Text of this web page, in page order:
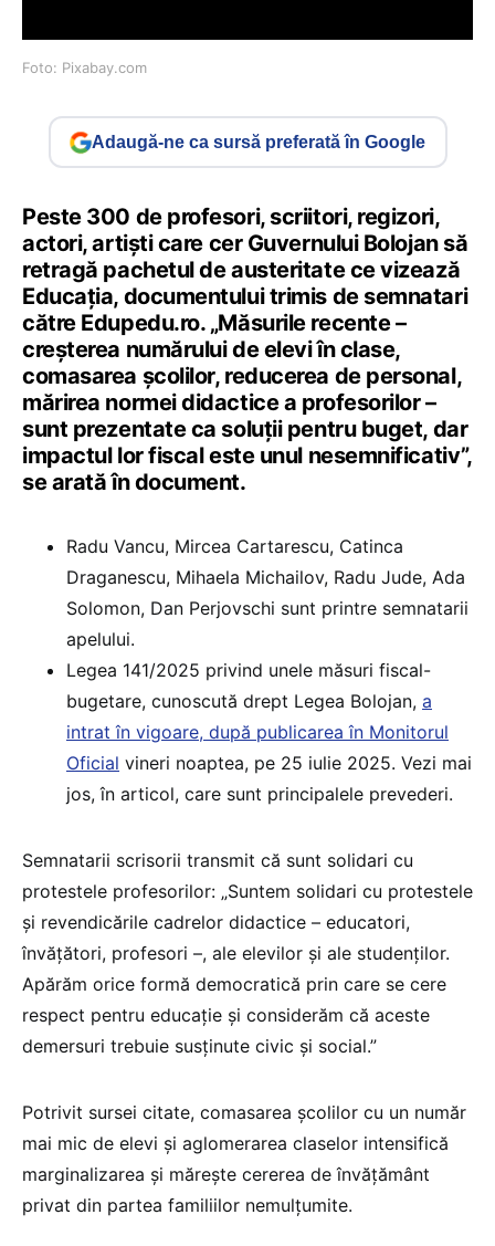
Foto: Pixabay.com
Adaugă-ne ca sursă preferată în Google
Peste 300 de profesori, scriitori, regizori,
actori, artiști care cer Guvernului Bolojan să
retragă pachetul de austeritate ce vizează
Educația, documentului trimis de semnatari
către Edupedu.ro. „Măsurile recente –
creșterea numărului de elevi în clase,
comasarea școlilor, reducerea de personal,
mărirea normei didactice a profesorilor –
sunt prezentate ca soluții pentru buget, dar
impactul lor fiscal este unul nesemnificativ”,
se arată în document.
Radu Vancu, Mircea Cartarescu, Catinca
Draganescu, Mihaela Michailov, Radu Jude, Ada
Solomon, Dan Perjovschi sunt printre semnatarii
apelului.
Legea 141/2025 privind unele măsuri fiscal-
bugetare, cunoscută drept Legea Bolojan, a
intrat în vigoare, după publicarea în Monitorul
Oficial vineri noaptea, pe 25 iulie 2025. Vezi mai
jos, în articol, care sunt principalele prevederi.
Semnatarii scrisorii transmit că sunt solidari cu
protestele profesorilor: „Suntem solidari cu protestele
și revendicările cadrelor didactice – educatori,
învățători, profesori –, ale elevilor și ale studenților.
Apărăm orice formă democratică prin care se cere
respect pentru educație și considerăm că aceste
demersuri trebuie susținute civic și social.”
Potrivit sursei citate, comasarea școlilor cu un număr
mai mic de elevi și aglomerarea claselor intensifică
marginalizarea și mărește cererea de învățământ
privat din partea familiilor nemulțumite.